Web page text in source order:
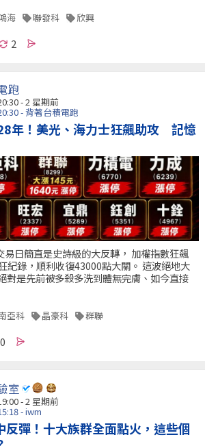
海 聯發科 欣興
2
跑
- 2 星期前
- 背著台積電跑
年！美光、海力士狂飆助攻 記憶
易日簡直是史詩級的大反轉， 加權指數狂飆
紀錄，順利收復43000點大關。 這波絕地大
對是先前被多殺多洗到體無完膚、如今直接
亞科 晶豪科 群聯
0
室
- 2 星期前
- iwm
反彈！十大族群全面點火，這些個